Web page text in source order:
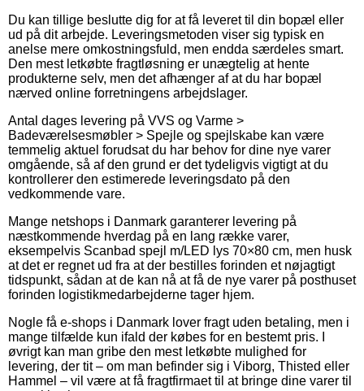
Du kan tillige beslutte dig for at få leveret til din bopæl eller
ud på dit arbejde. Leveringsmetoden viser sig typisk en
anelse mere omkostningsfuld, men endda særdeles smart.
Den mest letkøbte fragtløsning er unægtelig at hente
produkterne selv, men det afhænger af at du har bopæl
nærved online forretningens arbejdslager.
Antal dages levering på VVS og Varme >
Badeværelsesmøbler > Spejle og spejlskabe kan være
temmelig aktuel forudsat du har behov for dine nye varer
omgående, så af den grund er det tydeligvis vigtigt at du
kontrollerer den estimerede leveringsdato på den
vedkommende vare.
Mange netshops i Danmark garanterer levering på
næstkommende hverdag på en lang række varer,
eksempelvis Scanbad spejl m/LED lys 70×80 cm, men husk
at det er regnet ud fra at der bestilles forinden et nøjagtigt
tidspunkt, sådan at de kan nå at få de nye varer på posthuset
forinden logistikmedarbejderne tager hjem.
Nogle få e-shops i Danmark lover fragt uden betaling, men i
mange tilfælde kun ifald der købes for en bestemt pris. I
øvrigt kan man gribe den mest letkøbte mulighed for
levering, der tit – om man befinder sig i Viborg, Thisted eller
Hammel – vil være at få fragtfirmaet til at bringe dine varer til